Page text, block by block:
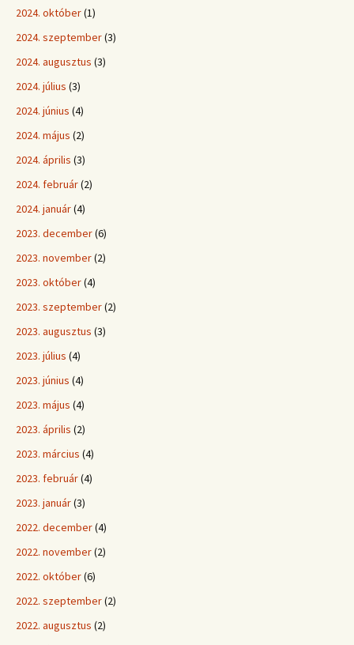
2024. október(1)
2024. szeptember(3)
2024. augusztus (3)
2024. július (3)
2024. június (4)
2024. május (2)
2024. április (3)
2024. február(2)
2024. január(4)
2023. december(6)
2023. november(2)
2023. október(4)
2023. szeptember(2)
2023. augusztus (3)
2023. július (4)
2023. június (4)
2023. május (4)
2023. április (2)
2023. március (4)
2023. február(4)
2023. január(3)
2022. december(4)
2022. november(2)
2022. október(6)
2022. szeptember(2)
2022. augusztus (2)